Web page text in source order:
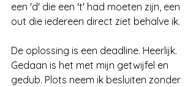
een 'd' die een 't' had moeten zijn, een
out die iedereen direct ziet behalve ik.
De oplossing is een deadline. Heerlijk.
Gedaan is het met mijn getwijfel en
gedub. Plots neem ik besluiten zonder